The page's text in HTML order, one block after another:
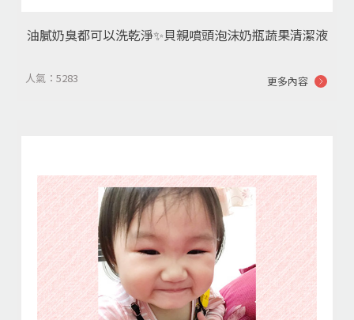
油膩奶臭都可以洗乾淨✨貝親噴頭泡沫奶瓶蔬果清潔液
人氣：5283 更多內容